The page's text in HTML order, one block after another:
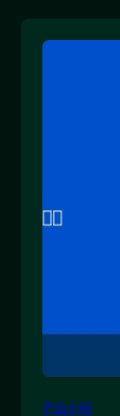
产品介绍